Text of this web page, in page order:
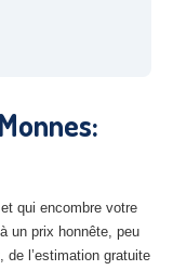
qui encombre votre
un prix honnête, peu
l’estimation gratuite